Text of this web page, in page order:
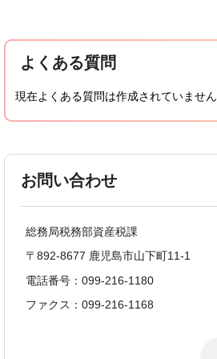
よくある質問
現在よくある質問は作成されていませ
お問い合わせ
総務局税務部資産税課
〒892-8677 鹿児島市山下町11-1
電話番号：099-216-1180
ファクス：099-216-1168